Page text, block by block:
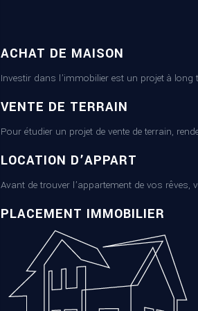
ACHAT DE MAISON
Investir dans l’immobilier est un projet à
VENTE DE TERRAIN
Pour étudier un projet de vente de terrain,
LOCATION D’APPART
Avant de trouver l’appartement de vos
PLACEMENT IMMOBILIER